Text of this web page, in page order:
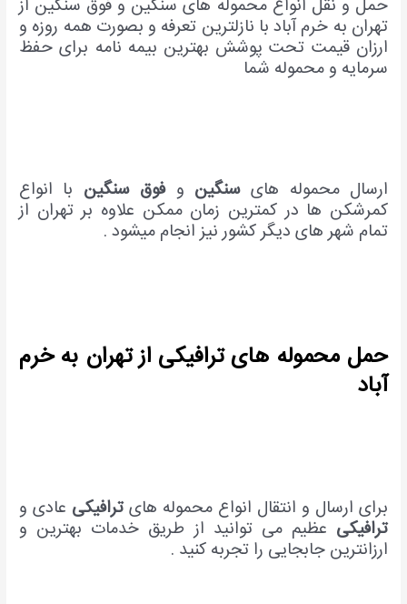
حمل و نقل انواع محموله های سنگین و فوق سنگین از
تهران به خرم آباد با نازلترین تعرفه و بصورت همه روزه و
ارزان قیمت تحت پوشش بهترین بیمه نامه برای حفظ
سرمایه و محموله شما
ارسال محموله هایسنگین وفوق سنگین با انواع
کمرشکن ها در کمترین زمان ممکن علاوه بر تهران از
تمام شهر های دیگر کشور نیز انجام میشود .
حمل محموله های ترافیکی از تهران به خرم
آباد
برای ارسال و انتقال انواع محموله هایترافیکی عادی و
ترافیکی عظیم می توانید از طریق خدمات بهترین و
ارزانترین جابجایی را تجربه کنید .